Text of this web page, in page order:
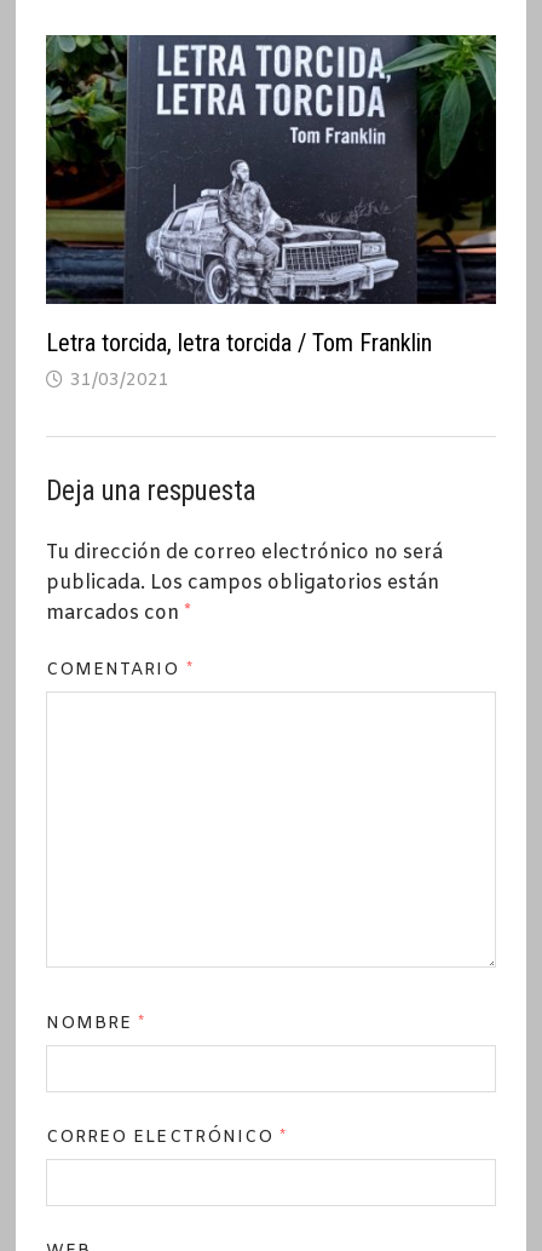
Letra torcida, letra torcida / Tom Franklin
31/03/2021
Deja una respuesta
Tu dirección de correo electrónico no será
publicada. Los campos obligatorios están
marcados con *
COMENTARIO *
NOMBRE*
CORREO ELECTRÓNICO*